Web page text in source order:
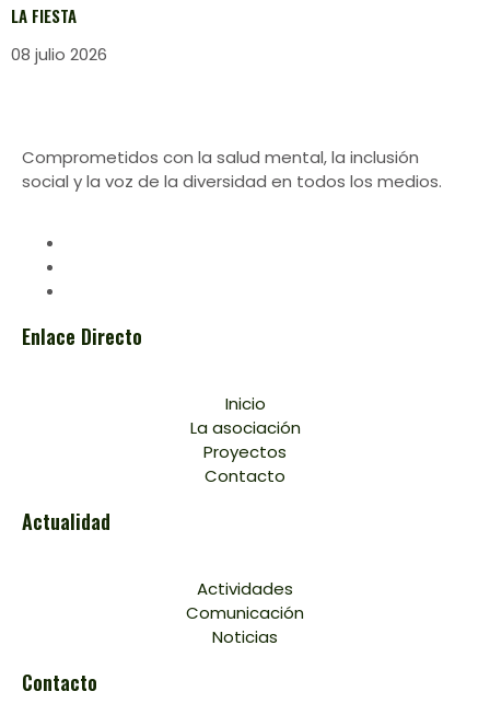
LA FIESTA
08 julio 2026
Comprometidos con la salud mental, la inclusión
social y la voz de la diversidad en todos los medios.
Enlace Directo
Inicio
La asociación
Proyectos
Contacto
Actualidad
Actividades
Comunicación
Noticias
Contacto